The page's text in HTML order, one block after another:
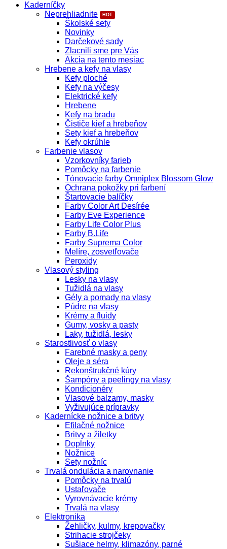
Kaderníčky
Neprehliadnite
Školské sety
Novinky
Darčekové sady
Zlacnili sme pre Vás
Akcia na tento mesiac
Hrebene a kefy na vlasy
Kefy ploché
Kefy na výčesy
Elektrické kefy
Hrebene
Kefy na bradu
Čističe kief a hrebeňov
Sety kief a hrebeňov
Kefy okrúhle
Farbenie vlasov
Vzorkovníky farieb
Pomôcky na farbenie
Tónovacie farby Omniplex Blossom Glow
Ochrana pokožky pri farbení
Štartovacie balíčky
Farby Color Art Desírée
Farby Eve Experience
Farby Life Color Plus
Farby B.Life
Farby Suprema Color
Melíre, zosvetľovače
Peroxidy
Vlasový styling
Lesky na vlasy
Tužidlá na vlasy
Gély a pomady na vlasy
Púdre na vlasy
Krémy a fluidy
Gumy, vosky a pasty
Laky, tužidlá, lesky
Starostlivosť o vlasy
Farebné masky a peny
Oleje a séra
Rekonštrukčné kúry
Šampóny a peelingy na vlasy
Kondicionéry
Vlasové balzamy, masky
Vyživujúce prípravky
Kadernícke nožnice a britvy
Efilačné nožnice
Britvy a žiletky
Doplnky
Nožnice
Sety nožníc
Trvalá ondulácia a narovnanie
Pomôcky na trvalú
Ustaľovače
Vyrovnávacie krémy
Trvalá na vlasy
Elektronika
Žehličky, kulmy, krepovačky
Strihacie strojčeky
Sušiace helmy, klimazóny, parné